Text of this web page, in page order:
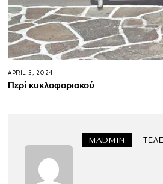
APRIL 5, 2024
Περί κυκλοφοριακού
MADMIN